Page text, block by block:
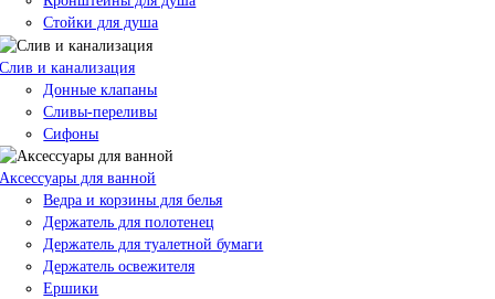
Стойки для душа
Слив и канализация
Донные клапаны
Сливы-переливы
Сифоны
Аксессуары для ванной
Ведра и корзины для белья
Держатель для полотенец
Держатель для туалетной бумаги
Держатель освежителя
Ершики